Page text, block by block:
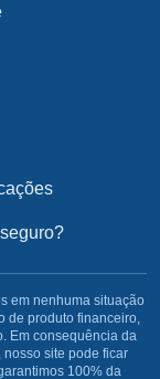
em nenhuma situação
de produto financeiro,
Em consequência da
site pode ficar
100% da